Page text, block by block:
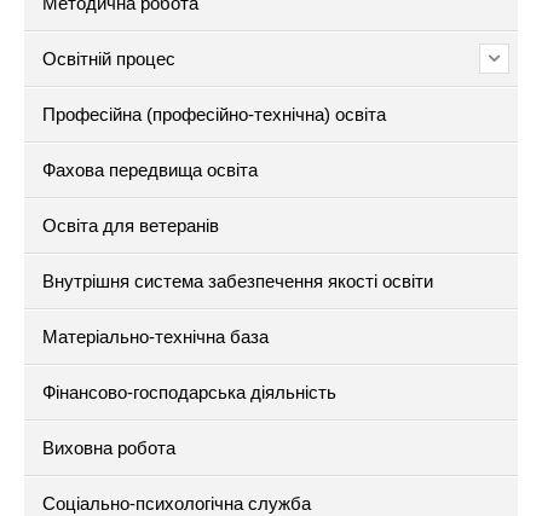
Освітній процес
Професійна (професійно-технічна) освіта
Фахова передвища освіта
Освіта для ветеранів
Внутрішня система забезпечення якості освіти
Матеріально-технічна база
Фінансово-господарська діяльність
Виховна робота
Соціально-психологічна служба